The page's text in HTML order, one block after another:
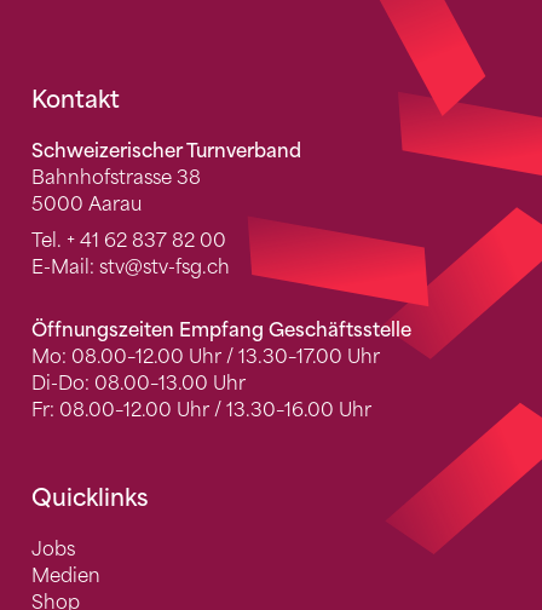
Fusszeile
Kontakt
Schweizerischer Turnverband
Bahnhofstrasse 38
5000 Aarau
Tel. + 41 62 837 82 00
E-Mail: stv@stv-fsg.ch
Öffnungszeiten Empfang Geschäftsstelle
Mo: 08.00–12.00 Uhr / 13.30–17.00 Uhr
Di-Do: 08.00–13.00 Uhr
Fr: 08.00–12.00 Uhr / 13.30–16.00 Uhr
Quicklinks
Jobs
Medien
Shop